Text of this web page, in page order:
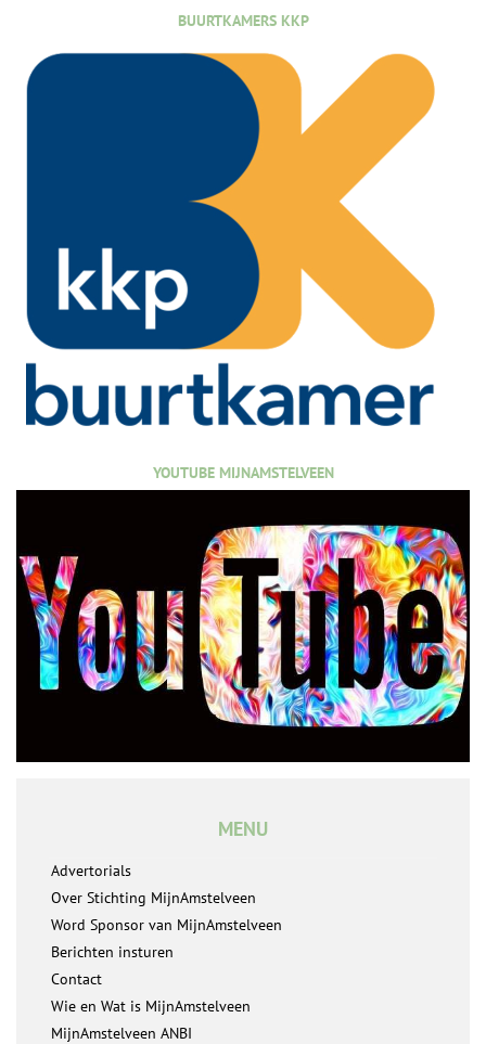
BUURTKAMERS KKP
YOUTUBE MIJNAMSTELVEEN
MENU
Advertorials
Over Stichting MijnAmstelveen
Word Sponsor van MijnAmstelveen
Berichten insturen
Contact
Wie en Wat is MijnAmstelveen
MijnAmstelveen ANBI